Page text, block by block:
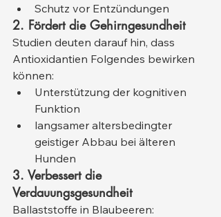
Schutz vor Entzündungen
2. Fördert die Gehirngesundheit
Studien deuten darauf hin, dass
Antioxidantien Folgendes bewirken
können:
Unterstützung der kognitiven
Funktion
langsamer altersbedingter
geistiger Abbau bei älteren
Hunden
3. Verbessert die
Verdauungsgesundheit
Ballaststoffe in Blaubeeren: